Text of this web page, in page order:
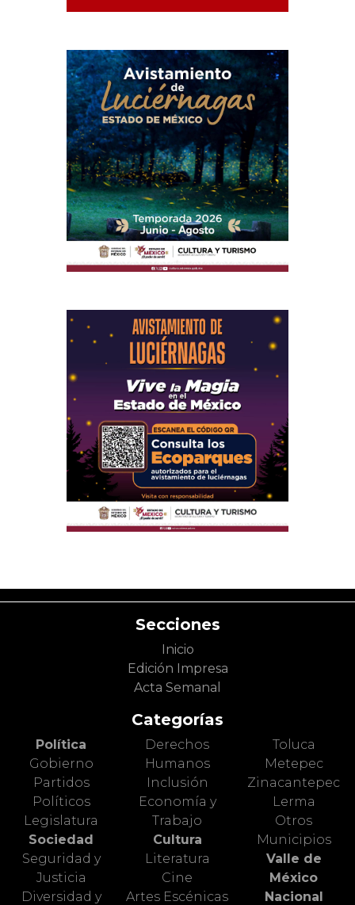
Secciones
Inicio
Edición Impresa
Acta Semanal
Categorías
Política
Gobierno
Partidos
Políticos
Legislatura
Sociedad
Seguridad y
Justicia
Diversidad y
Derechos
Humanos
Inclusión
Economía y
Trabajo
Cultura
Literatura
Cine
Artes Escénicas
Toluca
Metepec
Zinacantepec
Lerma
Otros
Municipios
Valle de
México
Nacional